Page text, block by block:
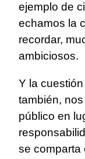
ejemplo de
echamos la
recordar,
ambiciosos.
Y la
también,
público en
se comparta